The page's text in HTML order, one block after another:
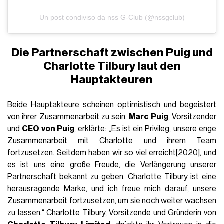
Un post condiviso da nss G-Club (@nssgclub)
Die Partnerschaft zwischen Puig und
Charlotte Tilbury laut den
Hauptakteuren
Beide Hauptakteure scheinen optimistisch und begeistert
von ihrer Zusammenarbeit zu sein. Marc Puig, Vorsitzender
und CEO von Puig, erklärte: „Es ist ein Privileg, unsere enge
Zusammenarbeit mit Charlotte und ihrem Team
fortzusetzen. Seitdem haben wir so viel erreicht[2020], und
es ist uns eine große Freude, die Verlängerung unserer
Partnerschaft bekannt zu geben. Charlotte Tilbury ist eine
herausragende Marke, und ich freue mich darauf, unsere
Zusammenarbeit fortzusetzen, um sie noch weiter wachsen
zu lassen.“ Charlotte Tilbury, Vorsitzende und Gründerin von